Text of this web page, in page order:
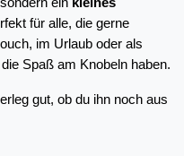
für alle, die gerne
im Urlaub oder als
Spaß am Knobeln haben.
gut, ob du ihn noch aus